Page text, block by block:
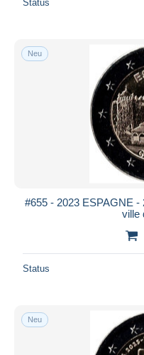
Status
Neu
#655 - 2023 ESPAGNE
ville
Status
Neu